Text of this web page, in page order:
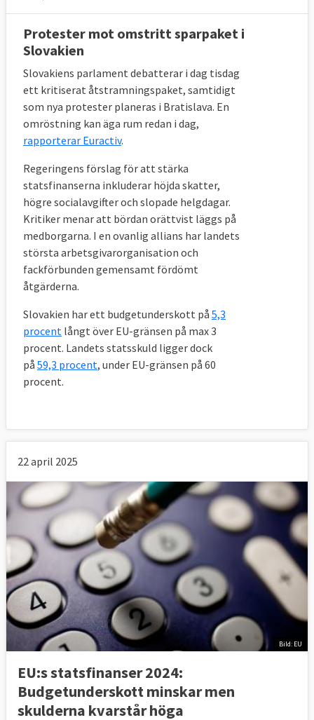
Protester mot omstritt sparpaket i
Slovakien
Slovakiens parlament debatterar i dag tisdag
ett kritiserat åtstramningspaket, samtidigt
som nya protester planeras i Bratislava. En
omröstning kan äga rum redan i dag,
rapporterar Euractiv.
Regeringens förslag för att stärka
statsfinanserna inkluderar höjda skatter,
högre socialavgifter och slopade helgdagar.
Kritiker menar att bördan orättvist läggs på
medborgarna. I en ovanlig allians har landets
största arbetsgivarorganisation och
fackförbunden gemensamt fördömt
åtgärderna.
Slovakien har ett budgetunderskott på 5,3
procent långt över EU-gränsen på max 3
procent. Landets statsskuld ligger dock
på 59,3 procent, under EU-gränsen på 60
procent.
22 april 2025
Bild: EU
EU:s statsfinanser 2024:
Budgetunderskott minskar men
skulderna kvarstår höga